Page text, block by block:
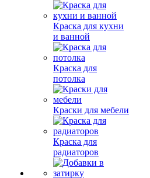
Краска для кухни
и ванной
Краска для
потолка
Краски для мебели
Краска для
радиаторов